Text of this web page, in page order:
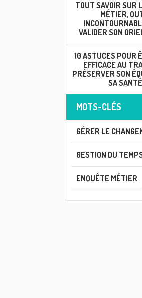
TOUT SAVOIR SUR
MÉTIER,
VALIDER SON
10 ASTUCES POUR
EFFICACE AU
PRÉSERVER SON
SA SANTÉ
MOTS-CLÉS
GÉRER LE
GESTION DU TEMPS
ENQUÊTE MÉTIER